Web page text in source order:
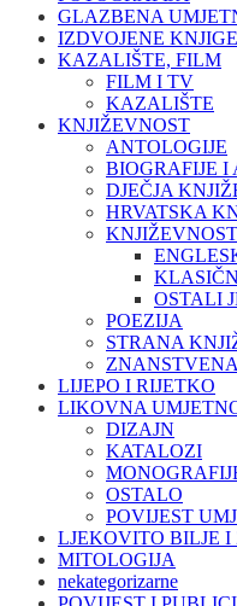
GLAZBENA
IZDVOJENE KNJIGE
KAZALIŠTE, FILM
FILM I TV
KAZALIŠTE
KNJIŽEVNOST
ANTOLOGIJE
BIOGRAFIJE I
DJEČJA
HRVATSKA
OSTALI
POEZIJA
STRANA
LIJEPO I RIJETKO
LIKOVNA
DIZAJN
KATALOZI
OSTALO
POVIJEST
LJEKOVITO BILJE I
MITOLOGIJA
nekategorizarne